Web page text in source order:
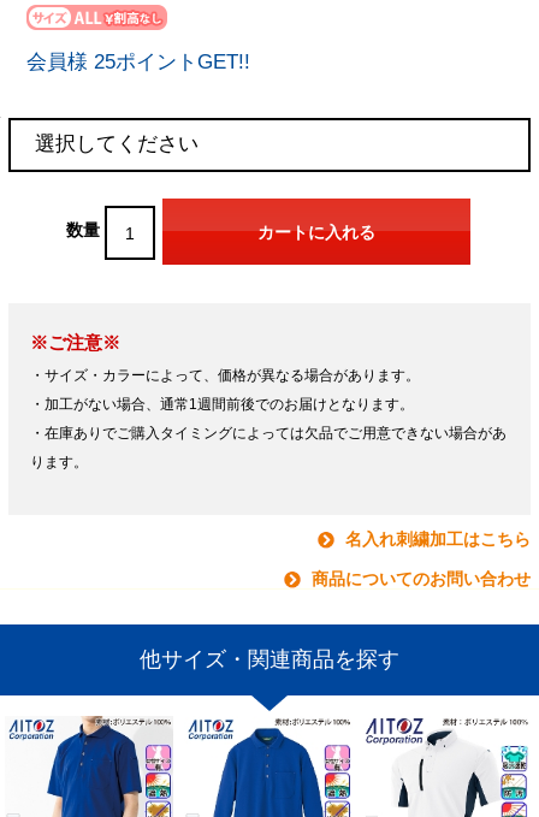
会員様 25ポイントGET!!
数量
※ご注意※
・サイズ・カラーによって、価格が異なる場合があります。
・加工がない場合、通常1週間前後でのお届けとなります。
・在庫ありでご購入タイミングによっては欠品でご用意できない場合があ
ります。
名入れ刺繍加工はこちら
商品についてのお問い合わせ
他サイズ・関連商品を探す